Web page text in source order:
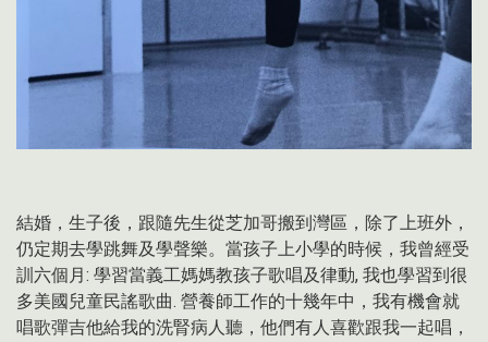
結婚，生子後，跟隨先生從芝加哥搬到灣區，除了上班外，
仍定期去學跳舞及學聲樂。當孩子上小學的時候，我曾經受
訓六個月 : 學習當義工媽媽教孩子歌唱及律動, 我也學習到很
多美國兒童民謠歌曲. 營養師工作的十幾年中，我有機會就
唱歌彈吉他給我的洗腎病人聽，他們有人喜歡跟我一起唱，